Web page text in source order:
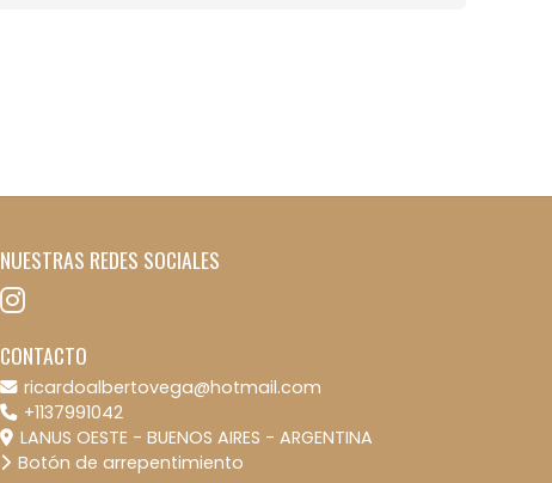
NUESTRAS REDES SOCIALES
CONTACTO
ricardoalbertovega@hotmail.com
+1137991042
LANUS OESTE - BUENOS AIRES - ARGENTINA
Botón de arrepentimiento